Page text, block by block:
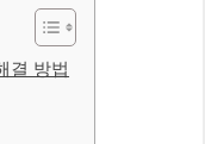
결 방법